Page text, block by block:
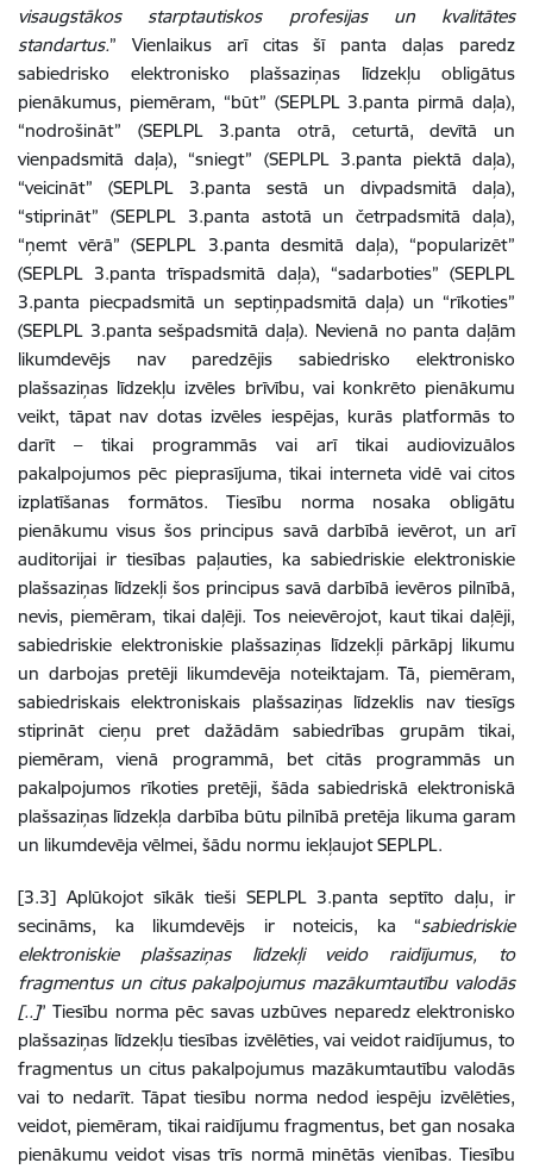
visaugstākos starptautiskos profesijas un kvalitātes
standartus.” Vienlaikus arī citas šī panta daļas paredz
sabiedrisko elektronisko plašsaziņas līdzekļu obligātus
pienākumus, piemēram, “būt” (SEPLPL 3.panta pirmā daļa),
“nodrošināt” (SEPLPL 3.panta otrā, ceturtā, devītā un
vienpadsmitā daļa), “sniegt” (SEPLPL 3.panta piektā daļa),
“veicināt” (SEPLPL 3.panta sestā un divpadsmitā daļa),
“stiprināt” (SEPLPL 3.panta astotā un četrpadsmitā daļa),
“ņemt vērā” (SEPLPL 3.panta desmitā daļa), “popularizēt”
(SEPLPL 3.panta trīspadsmitā daļa), “sadarboties” (SEPLPL
3.panta piecpadsmitā un septiņpadsmitā daļa) un “rīkoties”
(SEPLPL 3.panta sešpadsmitā daļa). Nevienā no panta daļām
likumdevējs nav paredzējis sabiedrisko elektronisko
plašsaziņas līdzekļu izvēles brīvību, vai konkrēto pienākumu
veikt, tāpat nav dotas izvēles iespējas, kurās platformās to
darīt – tikai programmās vai arī tikai audiovizuālos
pakalpojumos pēc pieprasījuma, tikai interneta vidē vai citos
izplatīšanas formātos. Tiesību norma nosaka obligātu
pienākumu visus šos principus savā darbībā ievērot, un arī
auditorijai ir tiesības paļauties, ka sabiedriskie elektroniskie
plašsaziņas līdzekļi šos principus savā darbībā ievēros pilnībā,
nevis, piemēram, tikai daļēji. Tos neievērojot, kaut tikai daļēji,
sabiedriskie elektroniskie plašsaziņas līdzekļi pārkāpj likumu
un darbojas pretēji likumdevēja noteiktajam. Tā, piemēram,
sabiedriskais elektroniskais plašsaziņas līdzeklis nav tiesīgs
stiprināt cieņu pret dažādām sabiedrības grupām tikai,
piemēram, vienā programmā, bet citās programmās un
pakalpojumos rīkoties pretēji, šāda sabiedriskā elektroniskā
plašsaziņas līdzekļa darbība būtu pilnībā pretēja likuma garam
un likumdevēja vēlmei, šādu normu iekļaujot SEPLPL.
[3.3] Aplūkojot sīkāk tieši SEPLPL 3.panta septīto daļu, ir
secināms, ka likumdevējs ir noteicis, ka “sabiedriskie
elektroniskie plašsaziņas līdzekļi veido raidījumus, to
fragmentus un citus pakalpojumus mazākumtautību valodās
[..]” Tiesību norma pēc savas uzbūves neparedz elektronisko
plašsaziņas līdzekļu tiesības izvēlēties, vai veidot raidījumus, to
fragmentus un citus pakalpojumus mazākumtautību valodās
vai to nedarīt. Tāpat tiesību norma nedod iespēju izvēlēties,
veidot, piemēram, tikai raidījumu fragmentus, bet gan nosaka
pienākumu veidot visas trīs normā minētās vienības. Tiesību